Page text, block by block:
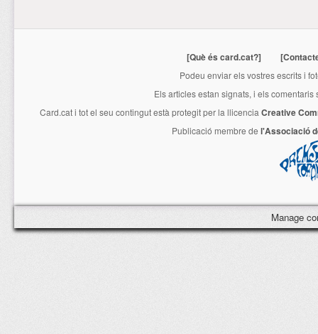
[Què és card.cat?]
Podeu enviar els vostres escrits i
Els articles estan signats, i els
Card.cati tot el seu contingut està protegit per la llicencia Creative
Publicació membre de l'Associació
Manage